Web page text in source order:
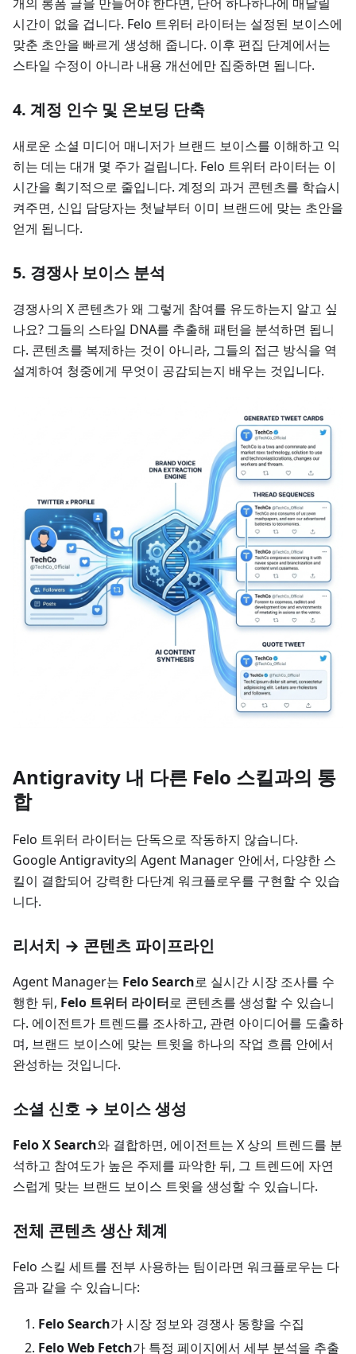
시간이 없을 겁니다. Felo 트위터 라이터는 설정된 보이스에
맞춘 초안을 빠르게 생성해 줍니다. 이후 편집 단계에서는
스타일 수정이 아니라 내용 개선에만 집중하면 됩니다.
4. 계정 인수 및 온보딩 단축
새로운 소셜 미디어 매니저가 브랜드 보이스를 이해하고 익
히는 데는 대개 몇 주가 걸립니다. Felo 트위터 라이터는 이
시간을 획기적으로 줄입니다. 계정의 과거 콘텐츠를 학습시
켜주면, 신입 담당자는 첫날부터 이미 브랜드에 맞는 초안을
얻게 됩니다.
5. 경쟁사 보이스 분석
경쟁사의 X 콘텐츠가 왜 그렇게 참여를 유도하는지 알고 싶
나요? 그들의 스타일 DNA를 추출해 패턴을 분석하면 됩니
다. 콘텐츠를 복제하는 것이 아니라, 그들의 접근 방식을 역
설계하여 청중에게 무엇이 공감되는지 배우는 것입니다.
Antigravity 내 다른 Felo 스킬과의 통
합
Felo 트위터 라이터는 단독으로 작동하지 않습니다.
Google Antigravity의 Agent Manager 안에서, 다양한 스
킬이 결합되어 강력한 다단계 워크플로우를 구현할 수 있습
니다.
리서치 → 콘텐츠 파이프라인
Agent Manager는 Felo Search로 실시간 시장 조사를 수
행한 뒤, Felo 트위터 라이터로 콘텐츠를 생성할 수 있습니
다. 에이전트가 트렌드를 조사하고, 관련 아이디어를 도출하
며, 브랜드 보이스에 맞는 트윗을 하나의 작업 흐름 안에서
완성하는 것입니다.
소셜 신호 → 보이스 생성
Felo X Search와 결합하면, 에이전트는 X 상의 트렌드를 분
석하고 참여도가 높은 주제를 파악한 뒤, 그 트렌드에 자연
스럽게 맞는 브랜드 보이스 트윗을 생성할 수 있습니다.
전체 콘텐츠 생산 체계
Felo 스킬 세트를 전부 사용하는 팀이라면 워크플로우는 다
음과 같을 수 있습니다:
Felo Search가 시장 정보와 경쟁사 동향을 수집
Felo Web Fetch가 특정 페이지에서 세부 분석을 추출